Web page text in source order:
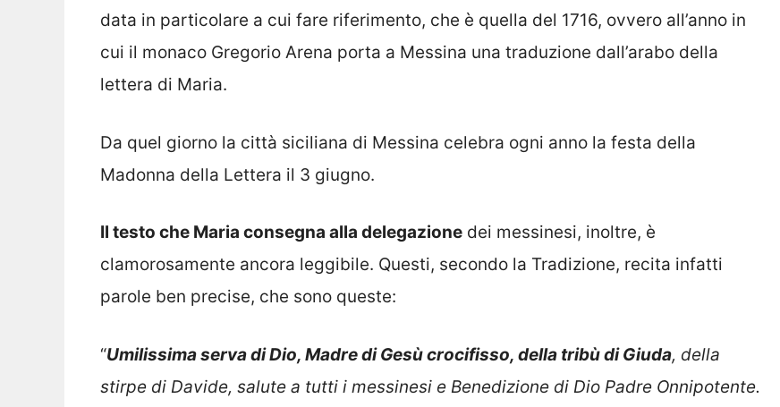
data in particolare a cui fare riferimento, che è quella del 1716, ovvero all’anno in
cui il monaco Gregorio Arena porta a Messina una traduzione dall’arabo della
lettera di Maria.
Da quel giorno la città siciliana di Messina celebra ogni anno la festa della
Madonna della Lettera il 3 giugno.
Il testo che Maria consegna alla delegazione dei messinesi, inoltre, è
clamorosamente ancora leggibile. Questi, secondo la Tradizione, recita infatti
parole ben precise, che sono queste:
“Umilissima serva di Dio, Madre di Gesù crocifisso, della tribù di Giuda, della
stirpe di Davide, salute a tutti i messinesi e Benedizione di Dio Padre Onnipotente.